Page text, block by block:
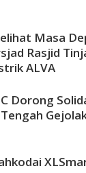
Masa
Rasjid
ALVA
Dorong